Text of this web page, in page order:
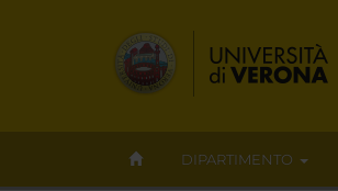
DIPARTIMENTO